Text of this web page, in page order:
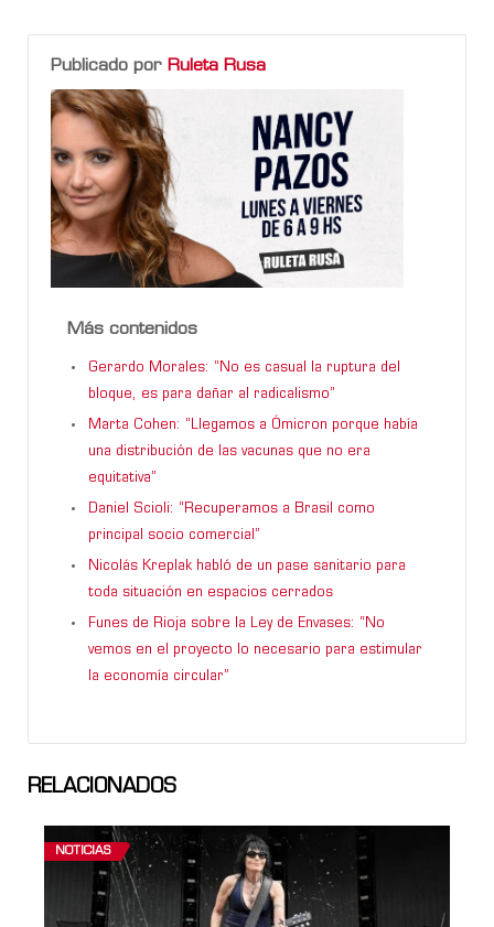
Publicado por Ruleta Rusa
Más contenidos
Gerardo Morales: “No es casual la ruptura del
bloque, es para dañar al radicalismo”
Marta Cohen: “Llegamos a Ómicron porque había
una distribución de las vacunas que no era
equitativa”
Daniel Scioli: “Recuperamos a Brasil como
principal socio comercial”
Nicolás Kreplak habló de un pase sanitario para
toda situación en espacios cerrados
Funes de Rioja sobre la Ley de Envases: “No
vemos en el proyecto lo necesario para estimular
la economía circular”
RELACIONADOS
NOTICIAS